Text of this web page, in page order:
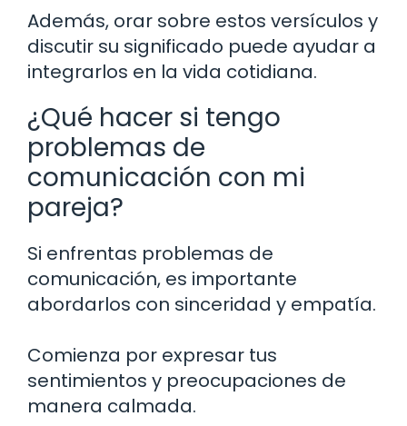
Además, orar sobre estos versículos y
discutir su significado puede ayudar a
integrarlos en la vida cotidiana.
¿Qué hacer si tengo
problemas de
comunicación con mi
pareja?
Si enfrentas problemas de
comunicación, es importante
abordarlos con sinceridad y empatía.
Comienza por expresar tus
sentimientos y preocupaciones de
manera calmada.